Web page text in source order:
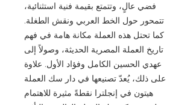
فضي عالٍ، وتتمتع بقيمة فنية استثنائية،
تتمحور حول الخط العربي ونقش الطغلة.
كما تحتل هذه العملة مكانة هامة في فهم
تاريخ العملة المصرية الحديثة، وصولاً إلى
عهدي الحسين الكامل وفؤاد الأول. علاوة
على ذلك، يُعدّ تصنيعها في دار سك العملة
هيتون في إنجلترا نقطةً مثيرة للاهتمام